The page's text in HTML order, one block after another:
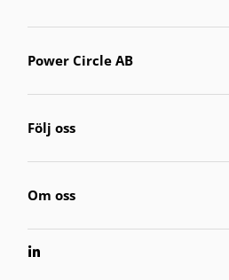
Power Circle AB
Följ oss
Om oss